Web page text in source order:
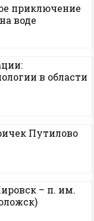
приключение
воде
в области
Путилово
– п. им.